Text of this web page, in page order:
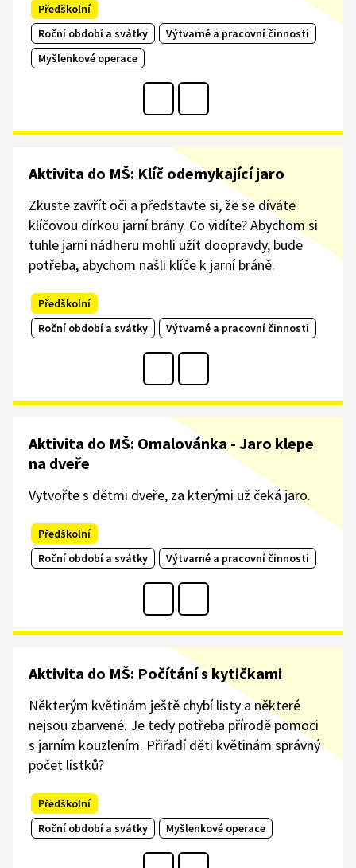
Předškolní
Roční období a svátky
Výtvarné a pracovní činnosti
Myšlenkové operace
Aktivita do MŠ: Klíč odemykající jaro
Zkuste zavřít oči a představte si, že se díváte
klíčovou dírkou jarní brány. Co vidíte? Abychom si
tuhle jarní nádheru mohli užít doopravdy, bude
potřeba, abychom našli klíče k jarní bráně.
Předškolní
Roční období a svátky
Výtvarné a pracovní činnosti
Aktivita do MŠ: Omalovánka - Jaro klepe
na dveře
Vytvořte s dětmi dveře, za kterými už čeká jaro.
Předškolní
Roční období a svátky
Výtvarné a pracovní činnosti
Aktivita do MŠ: Počítání s kytičkami
Některým květinám ještě chybí listy a některé
nejsou zbarvené. Je tedy potřeba přírodě pomoci
s jarním kouzlením. Přiřadí děti květinám správný
počet lístků?
Předškolní
Roční období a svátky
Myšlenkové operace